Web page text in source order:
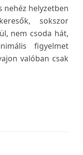
nehéz helyzetben
sokszor
nem csoda hát,
figyelmet
valóban csak